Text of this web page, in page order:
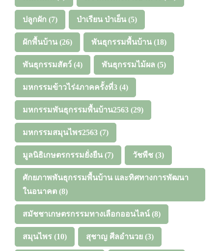
ปลูกผัก (7) ป่าเรียน ป่าเย็น (5)
ผักพื้นบ้าน (26) พันธุกรรมพื้นบ้าน (18)
พันธุกรรมสัตว์ (4) พันธุกรรมไม้ผล (5)
มหกรรมข้าวไร่4ภาคครั้งที่3 (4)
มหกรรมพันธุกรรมพื้นบ้าน2563 (29)
มหกรรมสมุนไพร2563 (7)
มูลนิธิเกษตรกรรมยั่งยืน (7) วัชพืช (3)
ศักยภาพพันธุกรรมพื้นบ้าน และทิศทางการพัฒนา
ในอนาคต (8)
สมัชชาเกษตรกรรมทางเลือกออนไลน์ (8)
สมุนไพร (10) สุชาญ ศีลอำนวย (3)